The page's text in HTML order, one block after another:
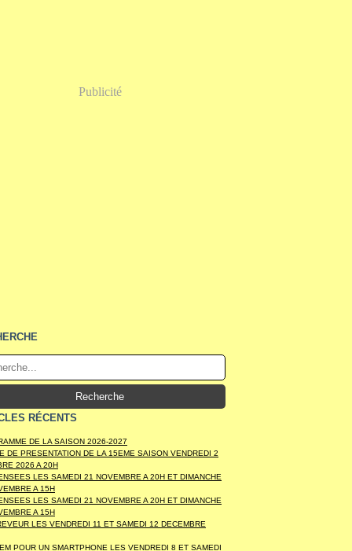
Publicité
RÉCENTS
DE LA SAISON 2026-2027
DE PRESENTATION DE LA 15EME SAISON VENDREDI 2
2026 A 20H
LES SAMEDI 21 NOVEMBRE A 20H ET DIMANCHE
A 15H
LES SAMEDI 21 NOVEMBRE A 20H ET DIMANCHE
A 15H
LES VENDREDI 11 ET SAMEDI 12 DECEMBRE
POUR UN SMARTPHONE LES VENDREDI 8 ET SAMEDI